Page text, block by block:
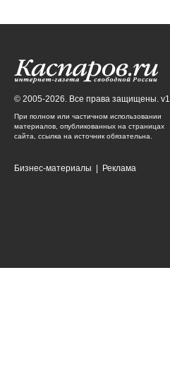
© 2005-2026. Все права защищены. v1
При полном или частичном использовании
материалов, опубликованных на страницах
сайта, ссылка на источник обязательна.
Бизнес-материалы Реклама